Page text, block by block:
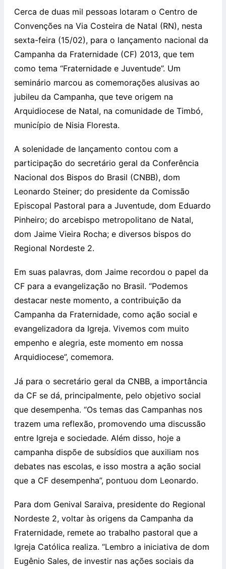
Cerca de duas mil pessoas lotaram o Centro de
Convenções na Via Costeira de Natal (RN), nesta
sexta-feira (15/02), para o lançamento nacional da
Campanha da Fraternidade (CF) 2013, que tem
como tema “Fraternidade e Juventude”. Um
seminário marcou as comemorações alusivas ao
jubileu da Campanha, que teve origem na
Arquidiocese de Natal, na comunidade de Timbó,
município de Nisia Floresta.
A solenidade de lançamento contou com a
participação do secretário geral da Conferência
Nacional dos Bispos do Brasil (CNBB), dom
Leonardo Steiner; do presidente da Comissão
Episcopal Pastoral para a Juventude, dom Eduardo
Pinheiro; do arcebispo metropolitano de Natal,
dom Jaime Vieira Rocha; e diversos bispos do
Regional Nordeste 2.
Em suas palavras, dom Jaime recordou o papel da
CF para a evangelização no Brasil. “Podemos
destacar neste momento, a contribuição da
Campanha da Fraternidade, como ação social e
evangelizadora da Igreja. Vivemos com muito
empenho e alegria, este momento em nossa
Arquidiocese”, comemora.
Já para o secretário geral da CNBB, a importância
da CF se dá, principalmente, pelo objetivo social
que desempenha. “Os temas das Campanhas nos
trazem uma reflexão, promovendo uma discussão
entre Igreja e sociedade. Além disso, hoje a
campanha dispõe de subsídios que auxiliam nos
debates nas escolas, e isso mostra a ação social
que a CF desempenha”, pontuou dom Leonardo.
Para dom Genival Saraiva, presidente do Regional
Nordeste 2, voltar às origens da Campanha da
Fraternidade, remete ao trabalho pastoral que a
Igreja Católica realiza. “Lembro a iniciativa de dom
Eugênio Sales, de investir nas ações sociais da